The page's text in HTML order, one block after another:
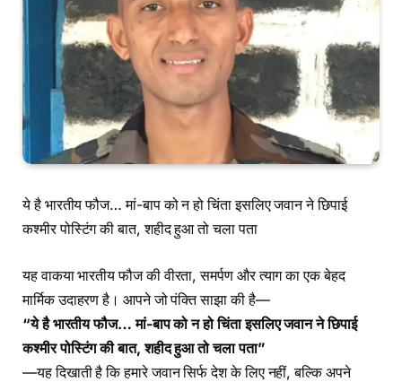
ये है भारतीय फौज… मां-बाप को न हो चिंता इसलिए जवान ने छिपाई
कश्मीर पोस्टिंग की बात, शहीद हुआ तो चला पता
यह वाकया भारतीय फौज की वीरता, समर्पण और त्याग का एक बेहद
मार्मिक उदाहरण है। आपने जो पंक्ति साझा की है—
“ये है भारतीय फौज… मां-बाप को न हो चिंता इसलिए जवान ने छिपाई
कश्मीर पोस्टिंग की बात, शहीद हुआ तो चला पता”
—यह दिखाती है कि हमारे जवान सिर्फ देश के लिए नहीं, बल्कि अपने